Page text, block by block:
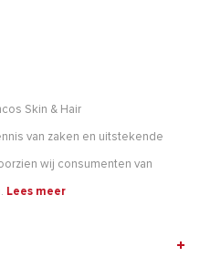
Skin & Hair
van zaken en uitstekende
wij consumenten van
Lees meer